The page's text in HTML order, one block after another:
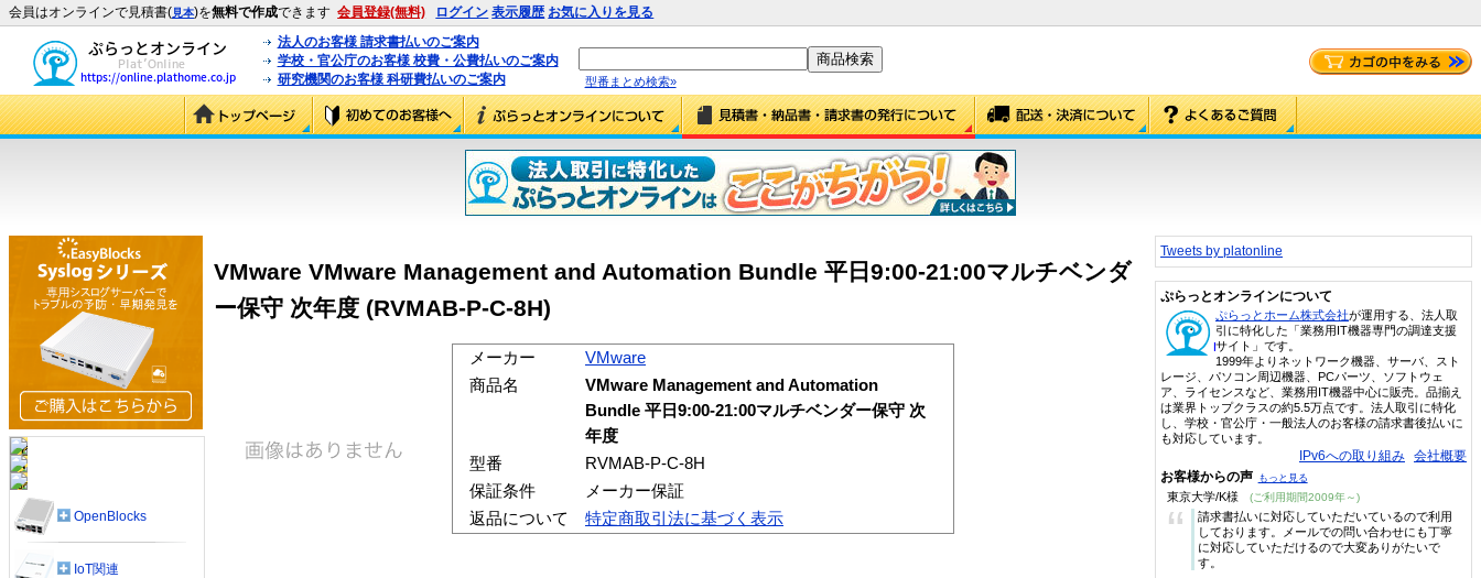
会員はオンラインで見積書(見本)を無料で作成できます 会員登録(無料) ログイン 表示履歴 お気に入りを見る
法人のお客様 請求書払いのご案内
学校・官公庁のお客様 校費・公費払いのご案内
研究機関のお客様 科研費払いのご案内
型番まとめ検索»
VMware VMware Management and Automation Bundle 平日9:00-21:00マルチベンダ
ー保守 次年度 (RVMAB-P-C-8H)
メーカー
VMware
商品名
VMware Management and Automation
Bundle 平日9:00-21:00マルチベンダー保守 次
年度
型番
RVMAB-P-C-8H
保証条件
メーカー保証
返品について
特定商取引法に基づく表示
OpenBlocks
IoT関連
Tweets by platonline
ぷらっとオンラインについて
ぷらっとホーム株式会社が運用する、法人取
引に特化した「業務用IT機器専門の調達支援
サイト」です。
1999年よりネットワーク機器、サーバ、スト
レージ、パソコン周辺機器、PCパーツ、ソフトウェ
ア、ライセンスなど、業務用IT機器中心に販売。品揃え
は業界トップクラスの約5.5万点です。法人取引に特化
し、学校・官公庁・一般法人のお客様の請求書後払いに
も対応しています。
IPv6への取り組み 会社概要
お客様からの声 もっと見る
東京大学/K様 (ご利用期間2009年～)
“
請求書払いに対応していただいているので利用
しております。メールでの問い合わせにも丁寧
に対応していただけるので大変ありがたいで
す。